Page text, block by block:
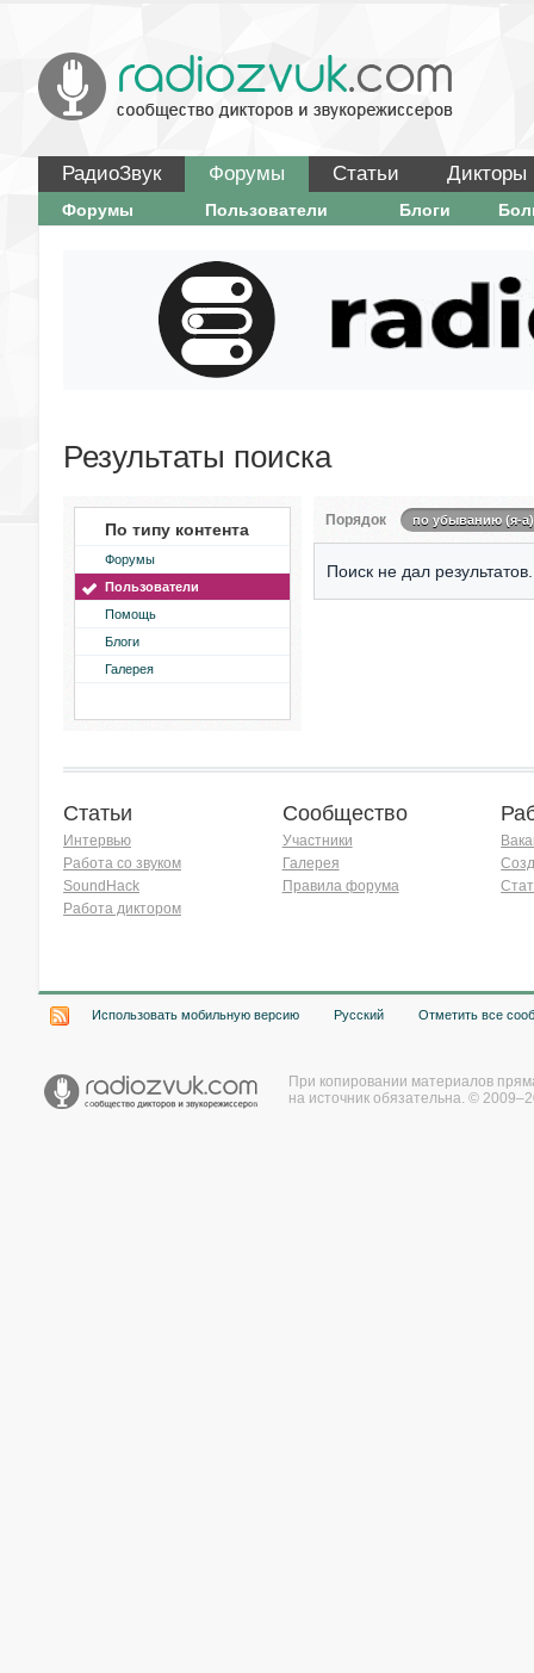
РадиоЗвук Форумы Статьи Дикторы
Форумы Пользователи Блоги
Результаты поиска
По типу контента
Форумы
Пользователи
Помощь
Блоги
Галерея
Порядок по убыванию (я-а)
Поиск не дал результатов.
Статьи
Интервью
Работа со звуком
SoundHack
Работа диктором
Сообщество
Участники
Галерея
Правила форума
Использовать мобильную версию Русский Отметить все
При копировании материалов
на источник обязательна. ©